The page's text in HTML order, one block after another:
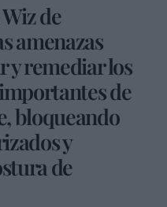
de
amenazas
y remediar los
de
bloqueando
y
de